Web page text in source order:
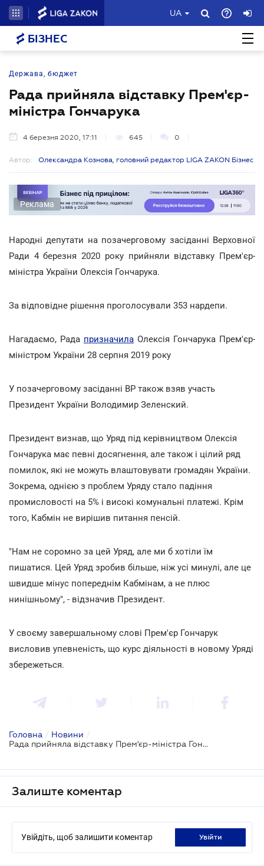
UA
БІЗНЕС
Держава, бюджет
Рада прийняла відставку Прем'єр-
міністра Гончарука
4 березня 2020, 17:11 645 0
Автор: Олександра Кознова, головний редактор LIGA ZAKON Бізнес
Реклама
Народні депутати на позачерговому засіданні Верховної
Ради 4 березня 2020 року прийняли відставку Прем'єр-
міністра України Олексія Гончарука.
За відповідне рішення проголосували 353 нардепи.
Нагадаємо, Рада призначила Олексія Гончарука Прем'єр-
міністром України 28 серпня 2019 року
У позачерговому засіданні ВР також взяв участь
Президент України Володимир Зеленский.
Президент визнав, що Уряд під керівництвом Олексія
Гончарука має певні досягнення, але також і цілий ряд
помилок, які не можуть влаштовувати громадян України.
Зокрема, однією з проблем Уряду стало падіння
промисловості на 5% і високі комунальні платежі. Крім
того, Кабмін не вирішив питання пенсій.
"Нам не соромно за цей Уряд, але ми б хотіли їм
пишатися. Цей Уряд зробив більше, ніж усі минулі, але це
швидше мінус попереднім Кабмінам, а не плюс
нинішньому", - відзначив Президент.
У своєму завершальному слові Прем'єр Гончарук
висловив упевненість, що курс діяльності в новому Уряді
збережеться.
Головна / Новини /
Рада прийняла відставку Прем'єр-міністра Гончарука
Залиште коментар
Увійдіть, щоб залишити коментар увійти